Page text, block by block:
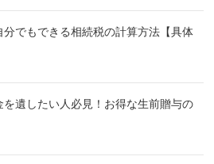
分でもできる相続税の計算方法【具体
を遺したい人必見！お得な生前贈与の